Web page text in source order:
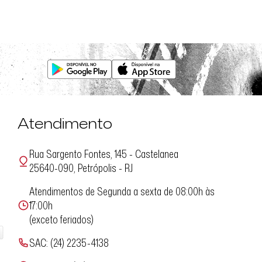
Atendimento
Rua Sargento Fontes, 145 - Castelanea
25640-090, Petrópolis - RJ
Atendimentos de Segunda a sexta de 08:00h às
17:00h
(exceto feriados)
SAC: (24) 2235-4138